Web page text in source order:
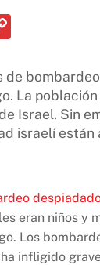
p
y
Li
de
La
Israel. Sin
israelí
eran niños y
Los
infligido